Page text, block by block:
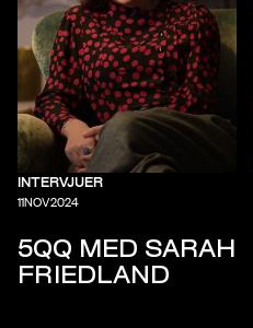
INTERVJUER
11NOV2024
5QQ MED SARAH
FRIEDLAND